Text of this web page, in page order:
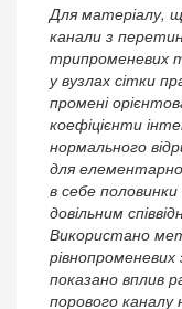
Для матеріалу,
канали з
трипроменевих
у вузлах сітки
промені
коефіцієнти
нормального
для
в себе половинки
довільним
Використано
рівнопроменевих
показано вплив
порового каналу